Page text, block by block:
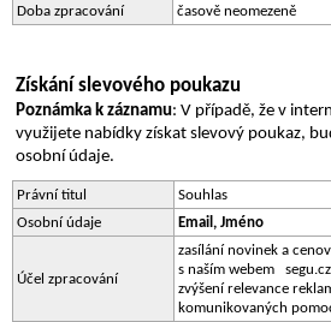
Doba zpracování
časově neomezeně
Získání slevového poukazu
Poznámka k záznamu: V případě, že v
využijete nabídky získat slevový poukaz,
osobní údaje.
Právní titul
Souhlas
Osobní údaje
Email, Jméno
Účel zpracování
zasílání novinek a
s naším webem
zvýšení relevance
komunikovaných